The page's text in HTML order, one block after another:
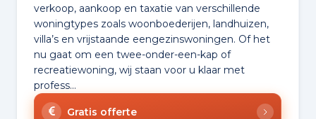
verkoop, aankoop en taxatie van verschillende
woningtypes zoals woonboederijen, landhuizen,
villa’s en vrijstaande eengezinswoningen. Of het
nu gaat om een twee-onder-een-kap of
recreatiewoning, wij staan voor u klaar met
profess...
Gratis offerte